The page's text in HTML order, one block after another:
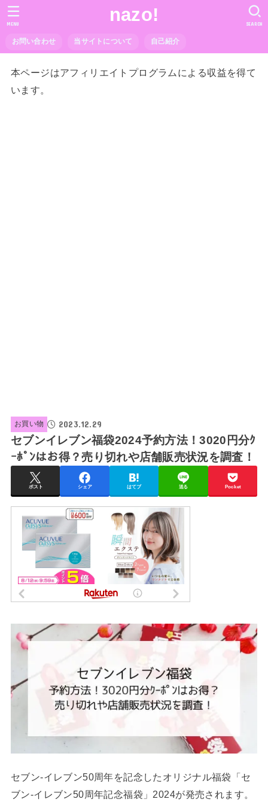
nazo!
お問い合わせ 当サイトについて 自己紹介
SEARCH
MENU
本ページはアフィリエイトプログラムによる収益を得て
います。
お買い物 2023.12.29
セブンイレブン福袋2024予約方法！3020円分ｸ
ｰﾎﾟﾝはお得？売り切れや店舗販売状況を調査！
ポスト シェア はてブ 送る Pocket
セブン‐イレブン50周年を記念したオリジナル福袋「セ
ブン‐イレブン50周年記念福袋」2024が発売されます。